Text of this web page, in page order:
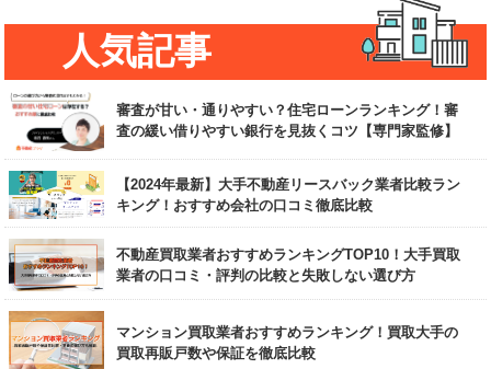
人気記事
審査が甘い・通りやすい？住宅ローンランキング！審
査の緩い借りやすい銀行を見抜くコツ【専門家監修】
【2024年最新】大手不動産リースバック業者比較ラン
キング！おすすめ会社の口コミ徹底比較
不動産買取業者おすすめランキングTOP10！大手買取
業者の口コミ・評判の比較と失敗しない選び方
マンション買取業者おすすめランキング！買取大手の
買取再販戸数や保証を徹底比較